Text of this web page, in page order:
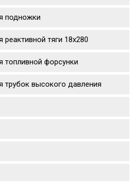
подножки
реактивной тяги 18x280
топливной форсунки
трубок высокого давления